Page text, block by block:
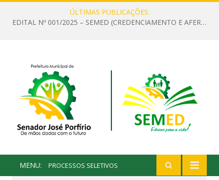
ÚLTIMAS PUBLICAÇÕES:
EDITAL Nº 001/2025 – SEMED (CREDENCIAMENTO E AFERIÇÃO DE CRITÉRIOS TÉCNICOS DE MÉRITO E DESEMPENHO PARA PROVIMENTO DO CARGO OU FUNÇÃO DE GESTOR ESCOLAR DAS UNIDADES DE ENSINO DA REDE MUNICIPAL DE SENADOR JO)
MENU: PROCESSOS SELETIVOS